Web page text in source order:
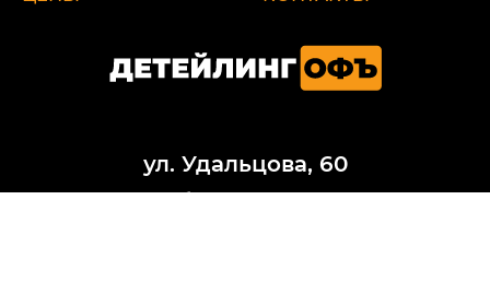
ул. Удальцова, 60
ул. Лобненская, 17 стр.1